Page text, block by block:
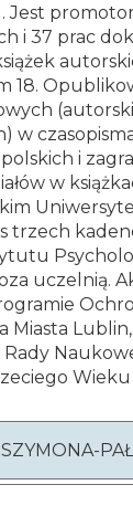
. Jest
i 37 prac
18.
w
i
w
trzech
uczelnią.
Miasta
Wieku